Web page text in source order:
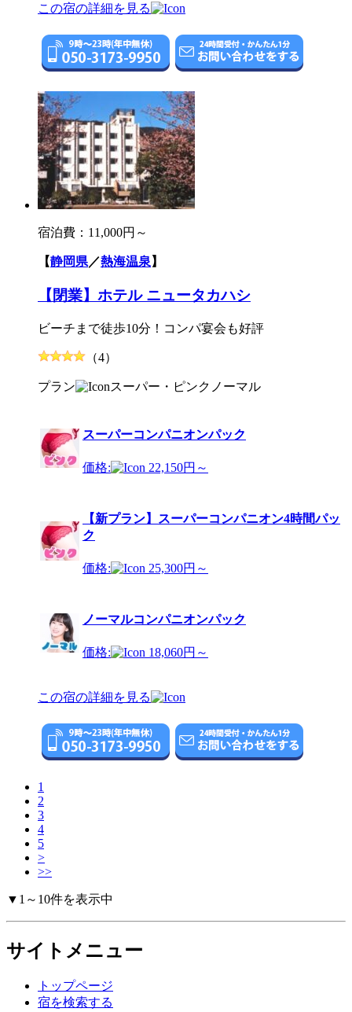
この宿の詳細を見る
宿泊費： 11,000円～
【静岡県／熱海温泉 】
【閉業】ホテル ニュータカハシ
ビーチまで徒歩10分！コンパ宴会も好評
（4）
プラン スーパー・ピンク ノーマル
スーパーコンパニオンパック
価格: 22,150円～
【新プラン】スーパーコンパニオン4時間パッ
ク
価格: 25,300円～
ノーマルコンパニオンパック
価格: 18,060円～
この宿の詳細を見る
1
2
3
4
5
>
>>
▼1～10件を表示中
サイトメニュー
トップページ
宿を検索する